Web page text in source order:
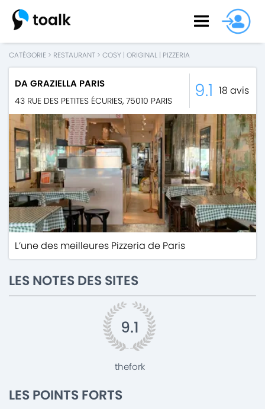
CATÉGORIE > RESTAURANT > COSY | ORIGINAL | PIZZERIA
DA GRAZIELLA PARIS
43 RUE DES PETITES ÉCURIES, 75010 PARIS 9.1 18 avis
L’une des meilleures Pizzeria de Paris
LES NOTES DES SITES
9.1
thefork
LES POINTS FORTS